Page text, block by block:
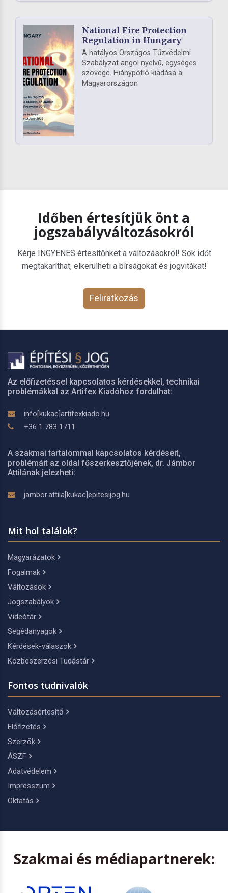
National Fire Protection
Regulation in Hungary
A hatályos Országos Tűzvédelmi
Szabályzat angol nyelvű, egységes
szövege. Hiánypótló kiadása a
Magyarországon
Időben értesítjük önt a
jogszabályváltozásokról
Kérje INGYENES értesítőnket a változásokról! Sok időt
megtakaríthat, elkerülheti a bírságokat és jogvitákat!
Feliratkozás
Az előfizetéssel kapcsolatos kérdésekkel, technikai
problémákkal az Artifex Kiadóhoz fordulhat:
info[kukac]artifexkiado.hu
+36 1 783 1711
A szakmai tartalommal kapcsolatos kérdéseit,
problémáit az oldal főszerkesztőjének, dr. Jámbor
Attilának jelezheti:
jambor.attila[kukac]epitesijog.hu
Mit hol találok?
Magyarázatok
Fogalmak
Változások
Jogszabályok
Videótár
Segédanyagok
Kérdések-válaszok
Közbeszerzési Tudástár
Fontos tudnivalók
Változásértesítő
Előfizetés
Szerzők
ÁSZF
Adatvédelem
Impresszum
Oktatás
Szakmai és médiapartnerek: